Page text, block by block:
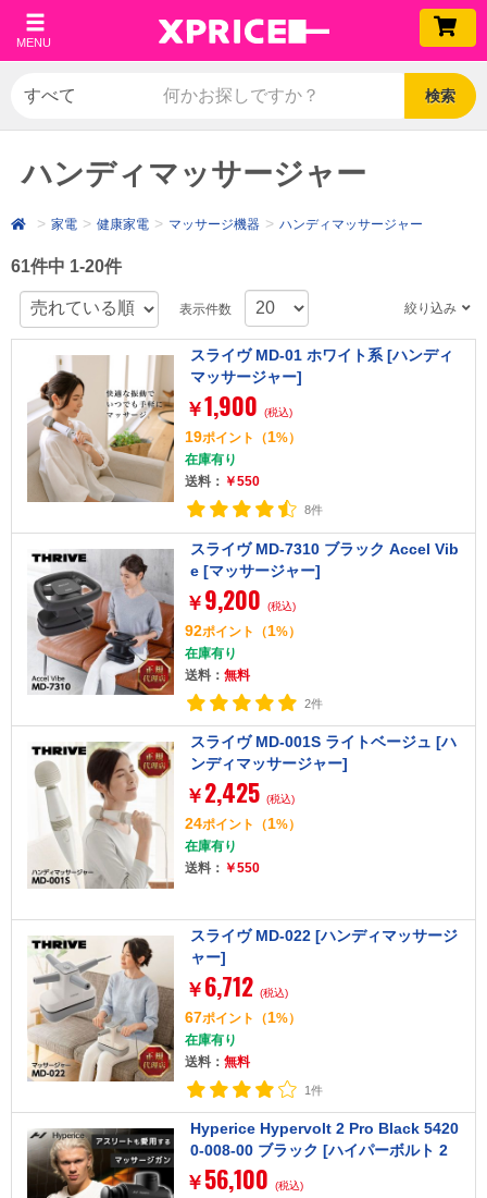
MENU
検索
ハンディマッサージャー
家電 健康家電 マッサージ機器 ハンディマッサージャー
61件中 1-20件
表示件数 絞り込み
スライヴ MD-01 ホワイト系 [ハンディ
マッサージャー]
￥1,900 (税込)
19ポイント （1%）
在庫有り
送料： ￥550
8件
スライヴ MD-7310 ブラック Accel Vib
e [マッサージャー]
￥ 9,200 (税込)
92ポイント （1%）
在庫有り
送料： 無料
2件
スライヴ MD-001S ライトベージュ [ハ
ンディマッサージャー]
￥ 2,425 (税込)
24ポイント （1%）
在庫有り
送料： ￥550
スライヴ MD-022 [ハンディマッサージ
ャー]
￥ 6,712 (税込)
67ポイント （1%）
在庫有り
送料： 無料
1件
Hyperice Hypervolt 2 Pro Black 5420
0-008-00 ブラック [ハイパーボルト 2
プロ]
￥ 56,100 (税込)